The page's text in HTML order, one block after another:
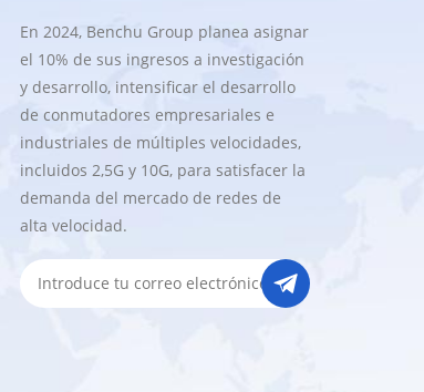
En 2024, Benchu Group planea asignar
el 10% de sus ingresos a investigación
y desarrollo, intensificar el desarrollo
de conmutadores empresariales e
industriales de múltiples velocidades,
incluidos 2,5G y 10G, para satisfacer la
demanda del mercado de redes de
alta velocidad.